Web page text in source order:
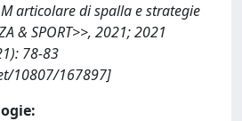
articolare di spalla e strategie
& SPORT>>, 2021; 2021
78-83
10807/167897]